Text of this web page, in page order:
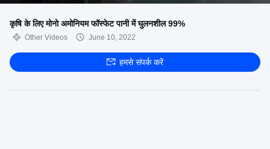
कृषि के लिए मोनो अमोनियम फॉस्फेट पानी में घुलनशील 99%
Other Videos June 10, 2022
हमसे संपर्क करें